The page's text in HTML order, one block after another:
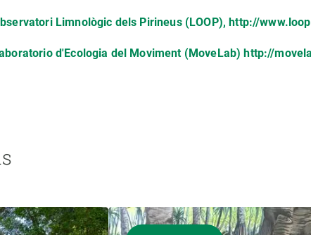
Limnològic dels Pirineus (LOOP),http://
d'Ecologia del Moviment (MoveLab)http://